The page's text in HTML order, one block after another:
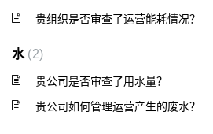
贵组织是否审查了运营能耗情况？
水 2
贵公司是否审查了用水量？
贵公司如何管理运营产生的废水？